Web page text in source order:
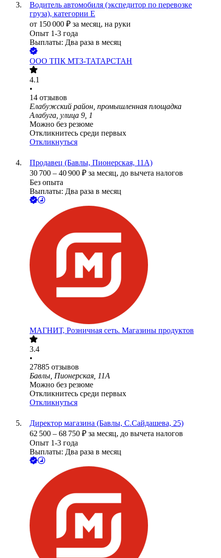
Водитель автомобиля (экспедитор по перевозке
груза), категории Е
от 150 000 ₽ за месяц, на руки
Опыт 1-3 года
Выплаты: Два раза в месяц
ООО ТПК МТЗ-ТАТАРСТАН
4.1
•
14 отзывов
Елабужский район, промышленная площадка
Алабуга, улица 9, 1
Можно без резюме
Откликнитесь среди первых
Откликнуться
Продавец (Бавлы, Пионерская, 11А)
30 700 – 40 900 ₽ за месяц, до вычета налогов
Без опыта
Выплаты: Два раза в месяц
МАГНИТ, Розничная сеть. Магазины продуктов
3.4
•
27885 отзывов
Бавлы, Пионерская, 11А
Можно без резюме
Откликнитесь среди первых
Откликнуться
Директор магазина (Бавлы, С.Сайдашева, 25)
62 500 – 68 750 ₽ за месяц, до вычета налогов
Опыт 1-3 года
Выплаты: Два раза в месяц